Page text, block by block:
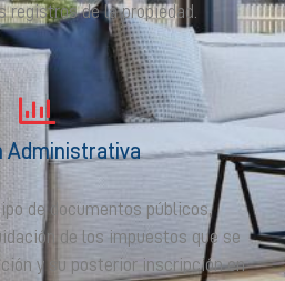
registros de la propiedad.
Administrativa
de documentos públicos,
de los impuestos que se
y su posterior inscripción en